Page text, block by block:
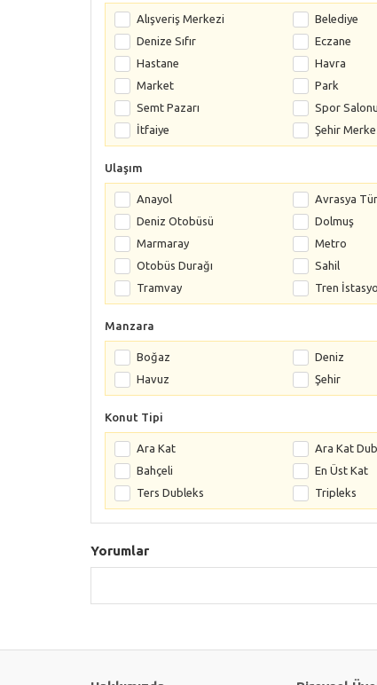
Alışveriş Merkezi Belediye
Denize Sıfır
Eczane
Hastane
Havra
Market
Park
Semt Pazarı
Spor Salonu
İtfaiye
Şehir
Ulaşım
Anayol Avrasya
Deniz Otobüsü
Dolmuş
Marmaray
Metro
Otobüs Durağı
Sahil
Tramvay
Tren
Manzara
Boğaz Deniz
Havuz
Şehir
Konut Tipi
Ara Kat Ara Kat
Bahçeli
En Üst Kat
Ters Dubleks
Tripleks
Yorumlar